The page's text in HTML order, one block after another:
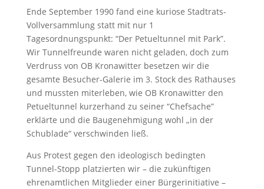
Ende September 1990 fand eine kuriose Stadtrats-
Vollversammlung statt mit nur 1
Tagesordnungspunkt: “Der Petueltunnel mit Park”.
Wir Tunnelfreunde waren nicht geladen, doch zum
Verdruss von OB Kronawitter besetzen wir die
gesamte Besucher-Galerie im 3. Stock des Rathauses
und mussten miterleben, wie OB Kronawitter den
Petueltunnel kurzerhand zu seiner “Chefsache”
erklärte und die Baugenehmigung wohl „in der
Schublade“ verschwinden ließ.
Aus Protest gegen den ideologisch bedingten
Tunnel-Stopp platzierten wir – die zukünftigen
ehrenamtlichen Mitglieder einer Bürgerinitiative –